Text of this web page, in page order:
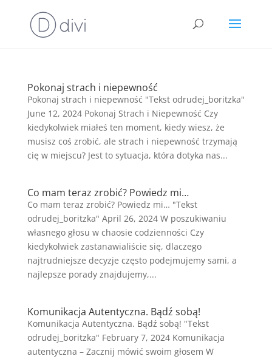
Pokonaj strach i niepewność
Pokonaj strach i niepewność "Tekst odrudej_boritzka"
June 12, 2024 Pokonaj Strach i Niepewność Czy
kiedykolwiek miałeś ten moment, kiedy wiesz, że
musisz coś zrobić, ale strach i niepewność trzymają
cię w miejscu? Jest to sytuacja, która dotyka nas...
Co mam teraz zrobić? Powiedz mi…
Co mam teraz zrobić? Powiedz mi… "Tekst
odrudej_boritzka" April 26, 2024 W poszukiwaniu
własnego głosu w chaosie codzienności Czy
kiedykolwiek zastanawialiście się, dlaczego
najtrudniejsze decyzje często podejmujemy sami, a
najlepsze porady znajdujemy,...
Komunikacja Autentyczna. Bądź sobą!
Komunikacja Autentyczna. Bądź sobą! "Tekst
odrudej_boritzka" February 7, 2024 Komunikacja
autentyczna – Zacznij mówić swoim głosem W